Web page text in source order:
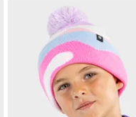
14